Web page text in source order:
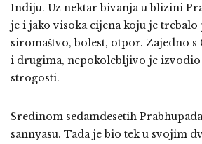
Indiju. Uz nektar bivanja u blizini
je i jako visoka cijena koju je trebalo
siromaštvo, bolest, otpor. Zajedno
i drugima, nepokolebljivo je
strogosti.
Sredinom sedamdesetih
sannyasu. Tada je bio tek u svojim